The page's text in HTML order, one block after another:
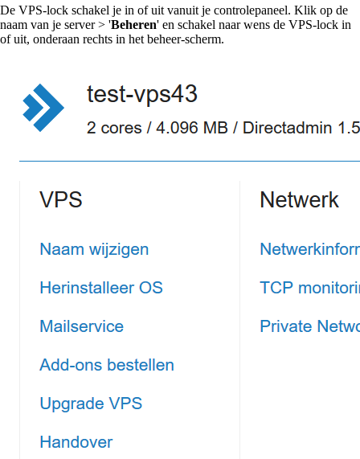
De VPS-lock schakel je in of uit vanuit je controlepaneel. Klik op de
naam van je server > 'Beheren' en schakel naar wens de VPS-lock in
of uit, onderaan rechts in het beheer-scherm.